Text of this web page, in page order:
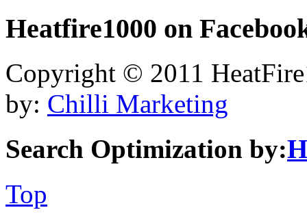
Heatfire1000 on
Copyright © 2011
by: Chilli Marketing
Search Optimization by:
Top